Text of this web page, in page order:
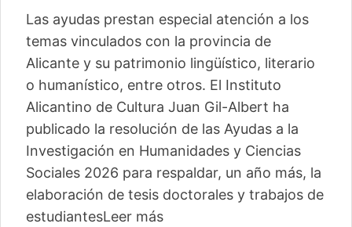
Las ayudas prestan especial atención a los
temas vinculados con la provincia de
Alicante y su patrimonio lingüístico, literario
o humanístico, entre otros. El Instituto
Alicantino de Cultura Juan Gil-Albert ha
publicado la resolución de las Ayudas a la
Investigación en Humanidades y Ciencias
Sociales 2026 para respaldar, un año más, la
elaboración de tesis doctorales y trabajos de
estudiantesLeer más